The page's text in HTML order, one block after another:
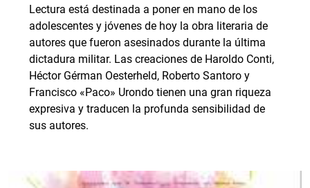
Lectura está destinada a poner en mano de los
adolescentes y jóvenes de hoy la obra literaria de
autores que fueron asesinados durante la última
dictadura militar. Las creaciones de Haroldo Conti,
Héctor Gérman Oesterheld, Roberto Santoro y
Francisco «Paco» Urondo tienen una gran riqueza
expresiva y traducen la profunda sensibilidad de
sus autores.